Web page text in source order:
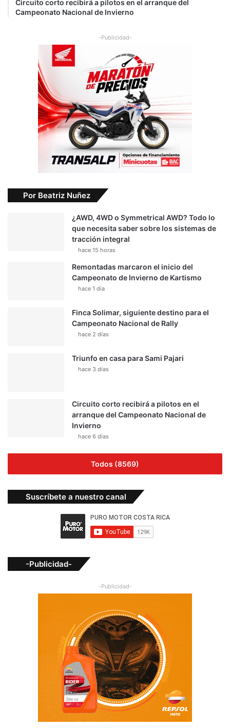
Circuito corto recibirá a pilotos en el arranque del
Campeonato Nacional de Invierno
-Publicidad-
Por Beatriz Nuñez
¿AWD, 4WD o Symmetrical AWD? Todo lo
que necesita saber sobre los sistemas de
tracción integral
hace 15 horas
Remontadas marcaron el inicio del
Campeonato de Invierno de Kartismo
hace 1 día
Finca Solimar, siguiente destino para el
Campeonato Nacional de Rally
hace 2 días
Triunfo en casa para Sami Pajari
hace 3 días
Circuito corto recibirá a pilotos en el
arranque del Campeonato Nacional de
Invierno
hace 6 días
Todos (8569)
Suscríbete a nuestro canal
-Publicidad-
-Publicidad-